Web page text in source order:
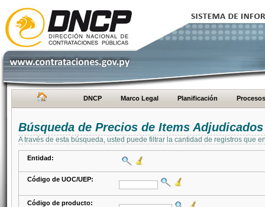
DNCP Marco Legal Planificación Procesos
Búsqueda de Precios de Items Adjudicados
A través de esta búsqueda, usted puede filtrar la cantidad de registros que
Entidad:
Código de UOC/UEP:
Código de producto: